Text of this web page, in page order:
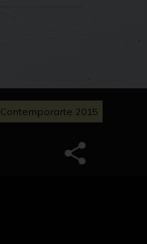
Contemporarte 2015